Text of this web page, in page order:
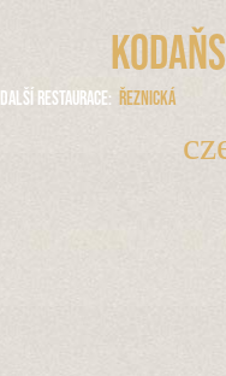
Další restaurace Řeznická